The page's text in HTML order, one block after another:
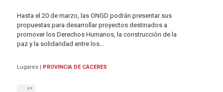
Hasta el 20 de marzo, las ONGD podrán presentar sus
propuestas para desarrollar proyectos destinados a
promover los Derechos Humanos, la construcción de la
paz y la solidaridad entre los…
Lugares | PROVINCIA DE CÁCERES
>>